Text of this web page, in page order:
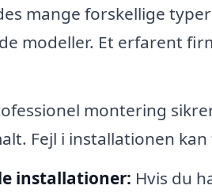
mange forskellige
modeller. Et erfarent
montering
Fejl i installationen
installationer: Hvis du